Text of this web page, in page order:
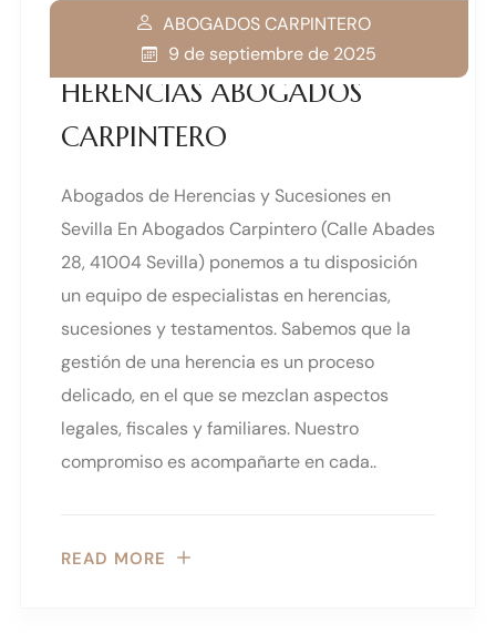
HERENCIAS ABOGADOS
CARPINTERO
ABOGADOS CARPINTERO
9 de septiembre de 2025
Abogados de Herencias y Sucesiones en
Sevilla En Abogados Carpintero (Calle Abades
28, 41004 Sevilla) ponemos a tu disposición
un equipo de especialistas en herencias,
sucesiones y testamentos. Sabemos que la
gestión de una herencia es un proceso
delicado, en el que se mezclan aspectos
legales, fiscales y familiares. Nuestro
compromiso es acompañarte en cada..
READ MORE